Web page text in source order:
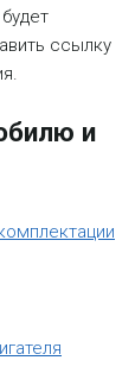
ссылку
и